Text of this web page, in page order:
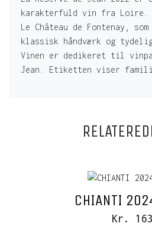
karakterfuld vin fra Loire.
Le Château de Fontenay,
klassisk håndværk og
Vinen er dedikeret til
Jean. Etiketten viser
CHIANTI
Kr. 163